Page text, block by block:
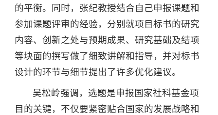
的平衡。同时，张纪教授结合自己申报课题和
参加课题评审的经验，分别就项目标书的研究
内容、创新之处与预期成果、研究基础及结项
等块面的撰写做了细致讲解和指导，并对标书
设计的环节与细节提出了许多优化建议。
吴松岭强调，选题是申报国家社科基金项
目的关键，不仅要紧密贴合国家的发展战略和